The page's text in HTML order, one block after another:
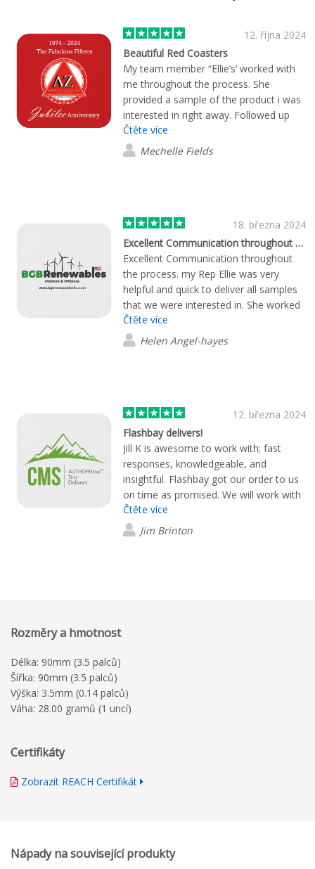
12. října 2024
Beautiful Red Coasters
My team member “Ellie’s’ worked with
me throughout the process. She
provided a sample of the product i was
interested in right away. Followed up
with personal emails and telephone
calls to provide several virtual options. I
wasn’t rushed, I felt like a valued future
Čtěte více
Mechelle Fields
18. března 2024
Excellent Communication throughout the…
Excellent Communication throughout
the process. my Rep Ellie was very
helpful and quick to deliver all samples
that we were interested in. She worked
with us to ensure the goods were
delivered within the project deadline.
Čtěte více
Helen Angel-hayes
12. března 2024
Flashbay delivers!
Jill K is awesome to work with; fast
responses, knowledgeable, and
insightful. Flashbay got our order to us
on time as promised. We will work with
Jim and Flashbay again.
Čtěte více
Jim Brinton
Rozměry a hmotnost
Délka: 90mm (3.5 palců)
Šířka: 90mm (3.5 palců)
Výška: 3.5mm (0.14 palců)
Váha: 28.00 gramů (1 uncí)
Certifikáty
Zobrazit REACH Certifikát
Nápady na související produkty